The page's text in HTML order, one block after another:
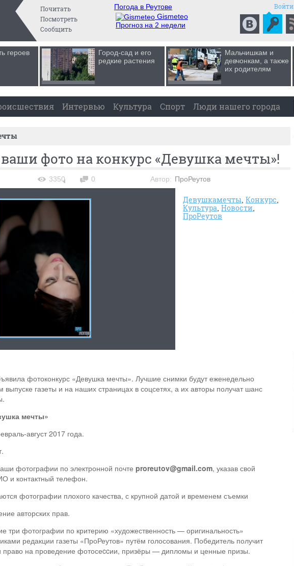
Почитать
Посмотреть
Сообщить
Погода в Реутове
Gismeteo
Прогноз на 2 недели
Войти
героев
Город-сад и его
редкие растения
Мальчишкам и
девчонкам, а также
их родителям
Интервью Культура Спорт Люди нашего города
фото на конкурс «Девушка мечты»!
3350 0 Автор: ПроРеутов
Девушкамечты Конкурс
Культура Новости
ПроРеутов
фотоконкурс «Девушка мечты». Лучшие снимки будут еженедельно
выпуске газеты и на наших страницах в соцсетях, а их авторы получат шанс
мечты»
август 2017 года.
фотографии по электронной почте proreutov@gmail.com, указав свой
и контактный телефон.
фотографии плохого качества, с крупной датой и временем съемки
авторских прав.
три фотографии по критерию «художественность — оригинальность»
редакции газеты «ПроРеутов» путём голосования. Победитель получит
на проведение фотосеccии, призёры — дипломы и ценные призы.